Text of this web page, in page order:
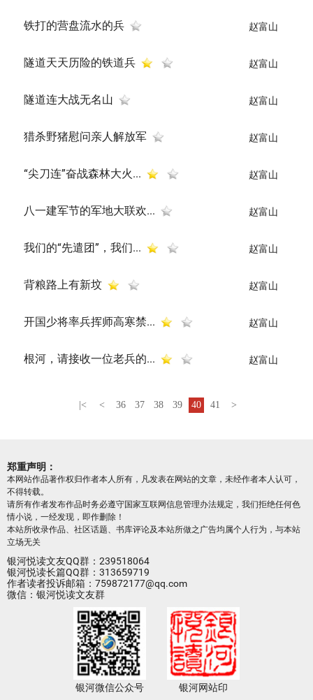
铁打的营盘流水的兵 赵富山
隧道天天历险的铁道兵 赵富山
隧道连大战无名山 赵富山
猎杀野猪慰问亲人解放军 赵富山
“尖刀连”奋战森林大火... 赵富山
八一建军节的军地大联欢... 赵富山
我们的“先遣团”，我们... 赵富山
背粮路上有新坟 赵富山
开国少将率兵挥师高寒禁... 赵富山
根河，请接收一位老兵的... 赵富山
|< < 36 37 38 39 40 41 >
郑重声明：
本网站作品著作权归作者本人所有，凡发表在网站的文章，未经作者本人认可，
不得转载。
请所有作者发布作品时务必遵守国家互联网信息管理办法规定，我们拒绝任何色
情小说，一经发现，即作删除！
本站所收录作品、社区话题、书库评论及本站所做之广告均属个人行为，与本站
立场无关
银河悦读文友QQ群：239518064
银河悦读长篇QQ群：313659719
作者读者投诉邮箱：759872177@qq.com
微信：银河悦读文友群
银河微信公众号 银河网站印